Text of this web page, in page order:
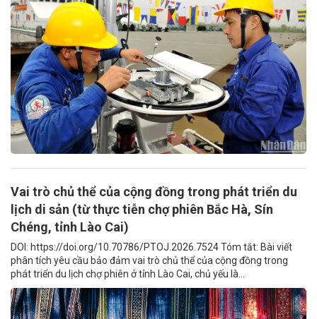
Vai trò chủ thể của cộng đồng trong phát triển du
lịch di sản (từ thực tiễn chợ phiên Bắc Hà, Sín
Chéng, tỉnh Lào Cai)
DOI: https://doi.org/10.70786/PTOJ.2026.7524 Tóm tắt: Bài viết
phân tích yêu cầu bảo đảm vai trò chủ thể của cộng đồng trong
phát triển du lịch chợ phiên ở tỉnh Lào Cai, chủ yếu là...